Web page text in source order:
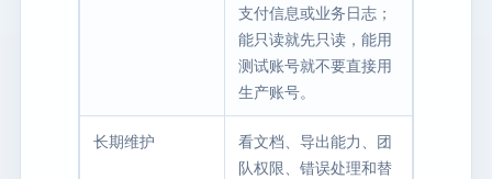
支付信息或业务日志；
能只读就先只读，能用
测试账号就不要直接用
生产账号。
长期维护
看文档、导出能力、团
队权限、错误处理和替